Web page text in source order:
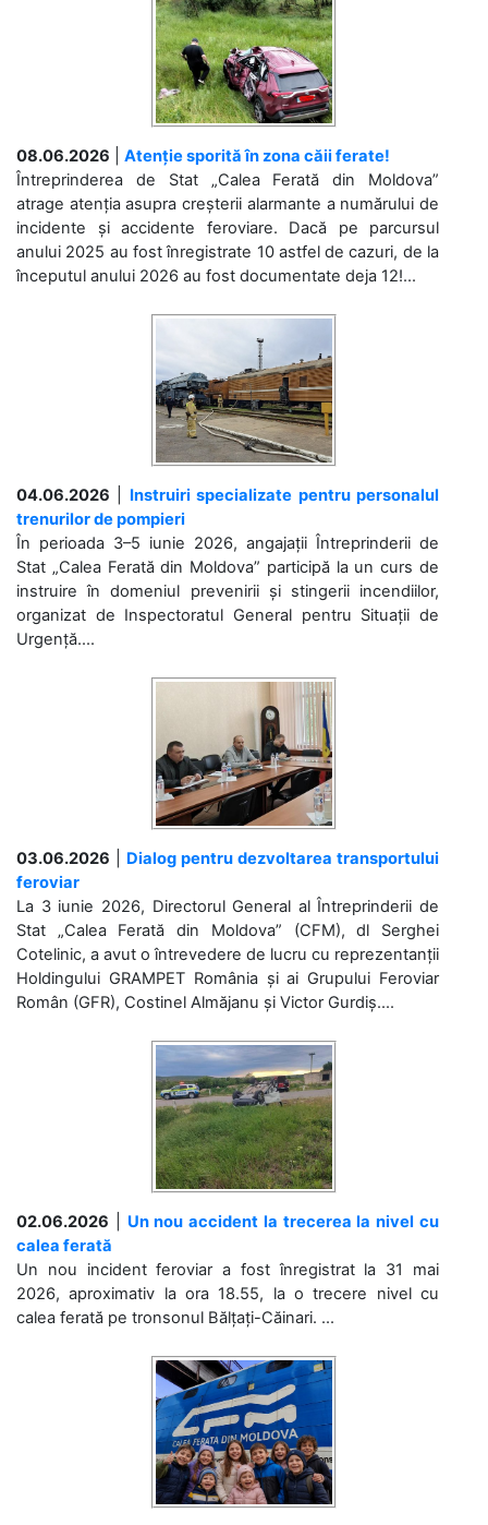
08.06.2026
Atenție sporită în zona căii ferate!
Întreprinderea de Stat „Calea Ferată din Moldova”
atrage atenția asupra creșterii alarmante a numărului de
incidente și accidente feroviare. Dacă pe parcursul
anului 2025 au fost înregistrate 10 astfel de cazuri, de la
începutul anului 2026 au fost documentate deja 12!...
04.06.2026
Instruiri specializate pentru personalul
trenurilor de pompieri
În perioada 3–5 iunie 2026, angajații Întreprinderii de
Stat „Calea Ferată din Moldova” participă la un curs de
instruire în domeniul prevenirii și stingerii incendiilor,
organizat de Inspectoratul General pentru Situații de
Urgență....
03.06.2026
Dialog pentru dezvoltarea transportului
feroviar
La 3 iunie 2026, Directorul General al Întreprinderii de
Stat „Calea Ferată din Moldova” (CFM), dl Serghei
Cotelinic, a avut o întrevedere de lucru cu reprezentanții
Holdingului GRAMPET România și ai Grupului Feroviar
Român (GFR), Costinel Almăjanu și Victor Gurdiș....
02.06.2026
Un nou accident la trecerea la nivel cu
calea ferată
Un nou incident feroviar a fost înregistrat la 31 mai
2026, aproximativ la ora 18.55, la o trecere nivel cu
calea ferată pe tronsonul Bălțați-Căinari. ...